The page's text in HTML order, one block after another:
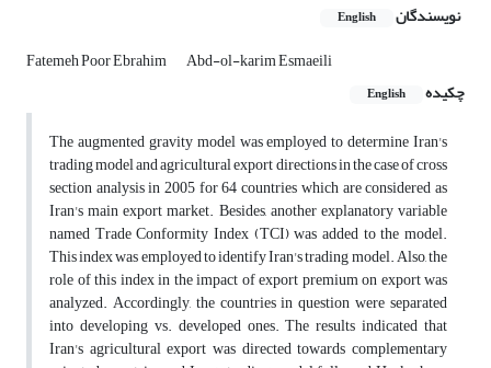
نویسندگان English
Fatemeh Poor Ebrahim
Abd-ol-karim Esmaeili
چکیده
English
The augmented gravity model was employed to determine Iran's
trading model and agricultural export directions in the case of cross
section analysis in 2005 for 64 countries which are considered as
Iran's main export market. Besides, another explanatory variable
named Trade Conformity Index (TCI) was added to the model.
This index was employed to identify Iran's trading model. Also, the
role of this index in the impact of export premium on export was
analyzed. Accordingly, the countries in question were separated
into developing vs. developed ones. The results indicated that
Iran's agricultural export was directed towards complementary